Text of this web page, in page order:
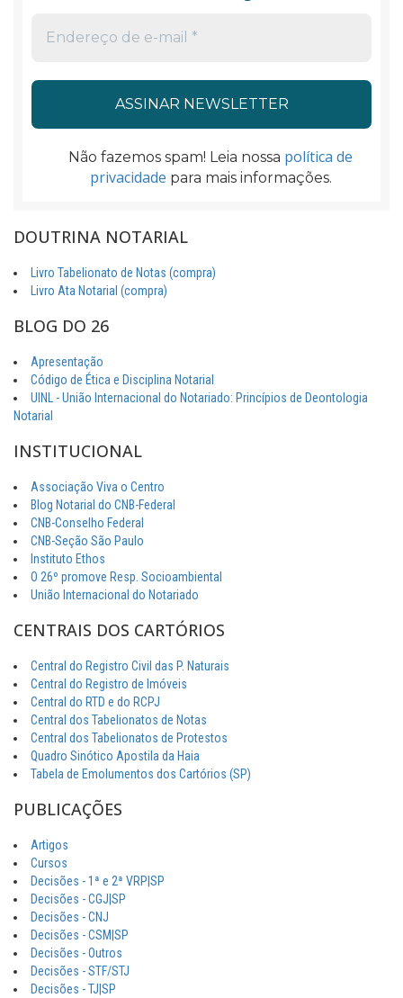
Não fazemos spam! Leia nossa política de
privacidade para mais informações.
DOUTRINA NOTARIAL
Livro Tabelionato de Notas (compra)
Livro Ata Notarial (compra)
BLOG DO 26
Apresentação
Código de Ética e Disciplina Notarial
UINL - União Internacional do Notariado: Princípios de Deontologia
Notarial
INSTITUCIONAL
Associação Viva o Centro
Blog Notarial do CNB-Federal
CNB-Conselho Federal
CNB-Seção São Paulo
Instituto Ethos
O 26º promove Resp. Socioambiental
União Internacional do Notariado
CENTRAIS DOS CARTÓRIOS
Central do Registro Civil das P. Naturais
Central do Registro de Imóveis
Central do RTD e do RCPJ
Central dos Tabelionatos de Notas
Central dos Tabelionatos de Protestos
Quadro Sinótico Apostila da Haia
Tabela de Emolumentos dos Cartórios (SP)
PUBLICAÇÕES
Artigos
Cursos
Decisões - 1ª e 2ª VRP|SP
Decisões - CGJ|SP
Decisões - CNJ
Decisões - CSM|SP
Decisões - Outros
Decisões - STF/STJ
Decisões - TJ|SP